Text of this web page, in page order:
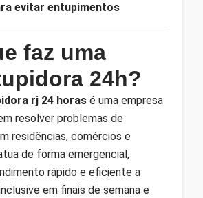
evitar entupimentos
faz uma
24h?
rj 24 horas é uma empresa
resolver problemas de
residências, comércios e
de forma emergencial,
rápido e eficiente a
em finais de semana e